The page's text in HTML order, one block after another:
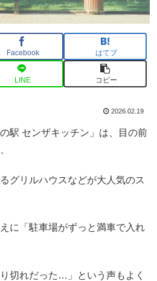
Facebook はてブ
LINE コピー
2026.02.19
駅 センザキッチン」は、目の前
グリルハウスなどが大人気のス
に「駐車場がずっと満車で入れ
切れだった…」という声もよく